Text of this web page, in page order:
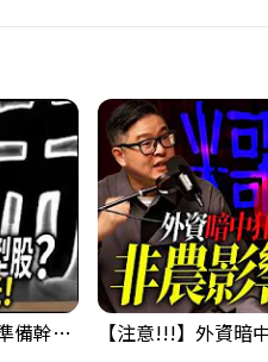
鴻海回測季線是機會還是危機!?下周準備幹大事?｜0807 #3661 #2317 #2317鴻海